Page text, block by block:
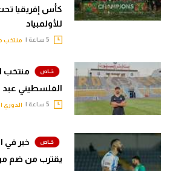
للأولمبياد
منتخب
منتخب
الفلسطيني عبد
الدوري
خبر في
يقترب من ضم